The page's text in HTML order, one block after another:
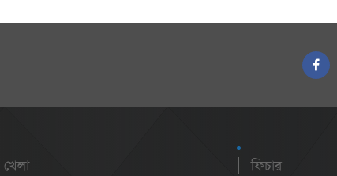
খেলা
ফিচার